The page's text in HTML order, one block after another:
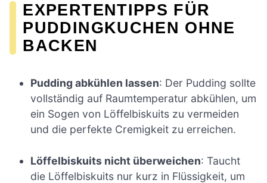
EXPERTENTIPPS FÜR
PUDDINGKUCHEN OHNE
BACKEN
Pudding abkühlen lassen: Der Pudding sollte
vollständig auf Raumtemperatur abkühlen, um
ein Sogen von Löffelbiskuits zu vermeiden
und die perfekte Cremigkeit zu erreichen.
Löffelbiskuits nicht überweichen: Taucht
die Löffelbiskuits nur kurz in Flüssigkeit, um